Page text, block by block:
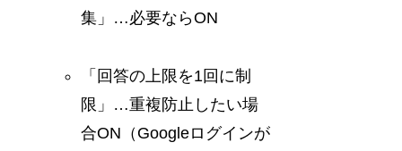
集」…必要ならON
「回答の上限を1回に制
限」…重複防止したい場
合ON（Googleログインが